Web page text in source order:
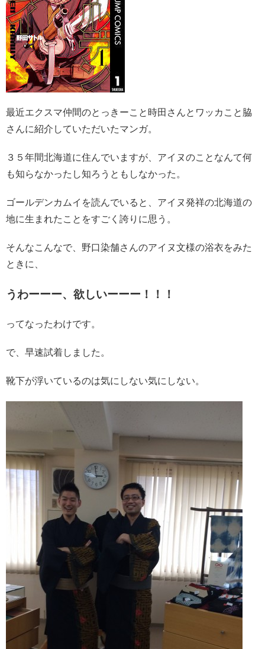
最近エクスマ仲間のとっきーこと時田さんとワッカこと脇
さんに紹介していただいたマンガ。
３５年間北海道に住んでいますが、アイヌのことなんて何
も知らなかったし知ろうともしなかった。
ゴールデンカムイを読んでいると、アイヌ発祥の北海道の
地に生まれたことをすごく誇りに思う。
そんなこんなで、野口染舗さんのアイヌ文様の浴衣をみた
ときに、
うわーーー、欲しいーーー！！！
ってなったわけです。
で、早速試着しました。
靴下が浮いているのは気にしない気にしない。